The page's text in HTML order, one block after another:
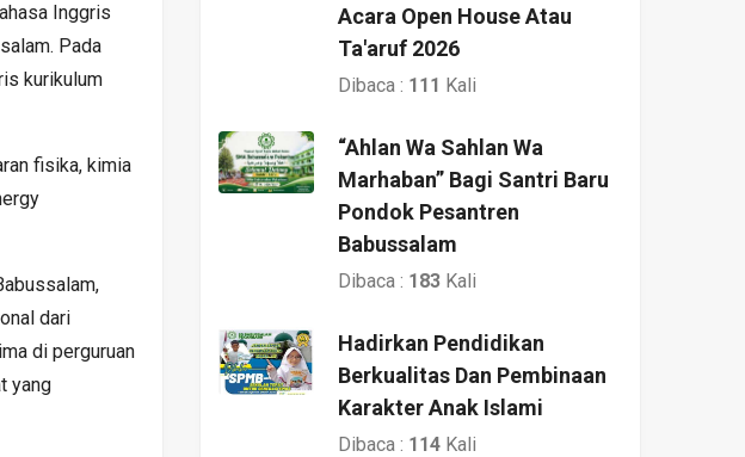
Inggris
Pada
kurikulum
fisika, kimia
dari
di perguruan
yang
Acara Open House Atau
Ta'aruf 2026
Dibaca : 111 Kali
“Ahlan Wa Sahlan Wa
Marhaban” Bagi Santri Baru
Pondok Pesantren
Babussalam
Dibaca : 183 Kali
Hadirkan Pendidikan
Berkualitas Dan Pembinaan
Karakter Anak Islami
Dibaca : 114 Kali